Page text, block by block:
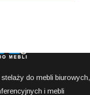
do mebli biurowych,
i mebli